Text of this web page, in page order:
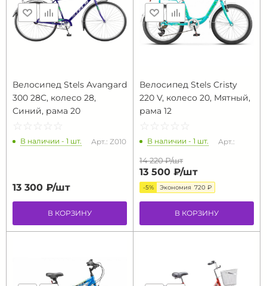
Велосипед Stels Avangard
300 28C, колесо 28,
Синий, рама 20
☆ ☆ ☆ ☆ ☆
★ ★ ★ ★ ★
В наличии - 1 шт. Арт.: Z010
13 300 ₽/шт
В КОРЗИНУ
Велосипед Stels Cristy
220 V, колесо 20, Мятный,
рама 12
☆ ☆ ☆ ☆ ☆
★ ★ ★ ★ ★
В наличии - 1 шт. Арт.:
14 220 ₽/шт
13 500 ₽/шт
-5% Экономия 720 ₽
В КОРЗИНУ